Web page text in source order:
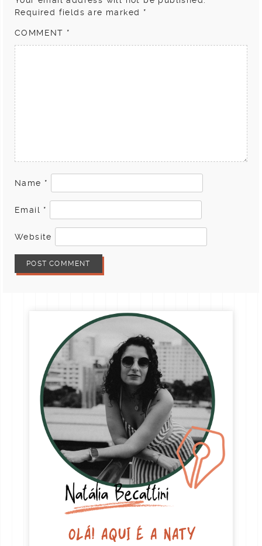
Required fields are marked *
COMMENT *
Name *
Email *
Website
OLÁ! AQUI É A NATY